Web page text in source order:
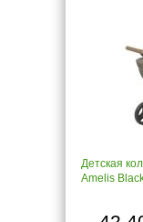
Детская
Amelis